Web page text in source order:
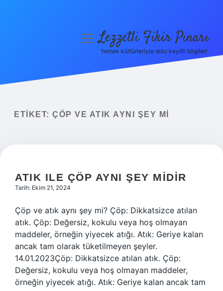
Yasal Uyarı
menüyüLezzetli Fikir Pınarı
Yemek kültürleriyle dolu keyifli bilgiler!
ETIKET: ÇÖP VE ATIK AYNI ŞEY MI
ATIK ILE ÇÖP AYNI ŞEY MIDIR
Tarih: Ekim 21, 2024
Çöp ve atık aynı şey mi? Çöp: Dikkatsizce atılan
atık. Çöp: Değersiz, kokulu veya hoş olmayan
maddeler, örneğin yiyecek atığı. Atık: Geriye kalan
ancak tam olarak tüketilmeyen şeyler.
14.01.2023Çöp: Dikkatsizce atılan atık. Çöp:
Değersiz, kokulu veya hoş olmayan maddeler,
örneğin yiyecek atığı. Atık: Geriye kalan ancak tam